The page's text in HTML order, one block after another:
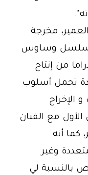
مخرجة
وساوس
من إنتاج
تحمل أسلوب
الإخراج
الأول مع الفنان
كما أنه
وغير
بالنسبة لي